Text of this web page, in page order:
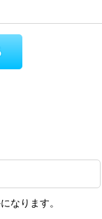
なります。